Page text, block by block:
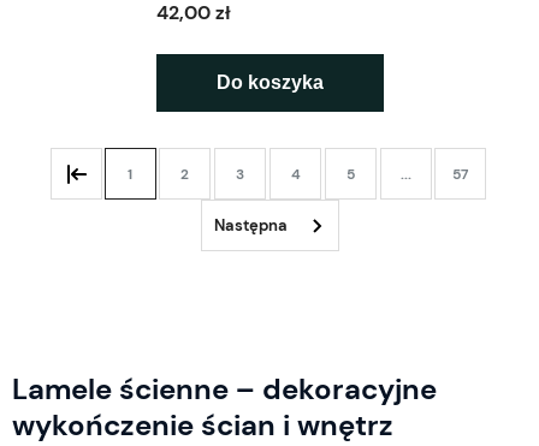
42,00 zł
Do koszyka
1 2 3 4 5 ... 57
Lamele ścienne – dekoracyjne
wykończenie ścian i wnętrz